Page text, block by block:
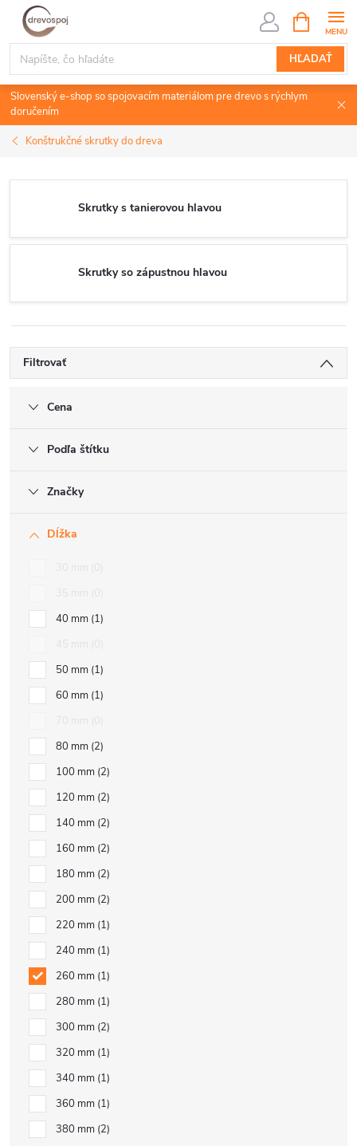
Prejsť
obsah
HĽADAŤ
KOŠÍK
Slovenský e-shop so spojovacím materiálom pre drevo s rýchlym
doručením
Konštrukčné skrutky do dreva
Skrutky s tanierovou hlavou
Skrutky so zápustnou hlavou
Filtrovať
Cena
Podľa štítku
Značky
Dĺžka
40 mm 1
50 mm 1
60 mm 1
80 mm 2
100 mm 2
120 mm 2
140 mm 2
160 mm 2
180 mm 2
200 mm 2
220 mm 1
240 mm 1
260 mm 1
280 mm 1
300 mm 2
320 mm 1
340 mm 1
360 mm 1
380 mm 2